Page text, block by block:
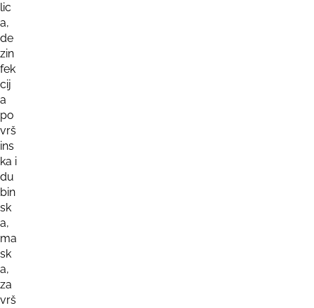
lic
a,
de
zin
fek
cij
a
po
vrš
ins
ka i
du
bin
sk
a,
ma
sk
a,
za
vrš